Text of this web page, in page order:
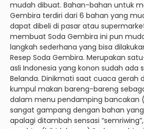
mudah dibuat. Bahan-bahan untuk
Gembira terdiri dari 6 bahan yang
dapat dibeli di pasar atau
membuat Soda Gembira ini pun
langkah sederhana yang bisa
Resep Soda Gembira. Merupakan
asli Indonesia yang konon sudah ada
Belanda. Dinikmati saat cuaca gerah
kumpul makan bareng-bareng
dalam menu pendamping bancakan
sangat gampang dengan bahan
apalagi ditambah sensasi